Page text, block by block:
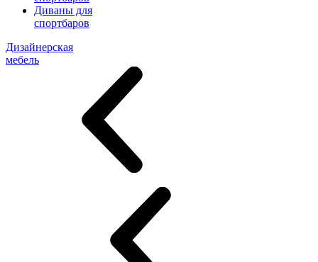
Диваны для
спортбаров
Дизайнерская
мебель